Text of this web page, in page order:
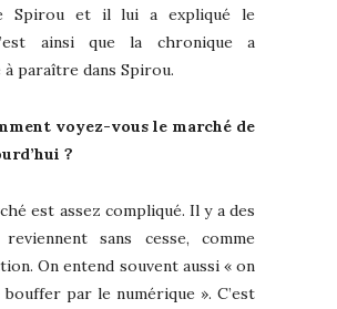
Spirou et il lui a expliqué le
ainsi que la chronique a
à paraître dans Spirou.
voyez-vous le marché de
?
est assez compliqué. Il y a des
sans cesse, comme
On entend souvent aussi « on
par le numérique ». C’est